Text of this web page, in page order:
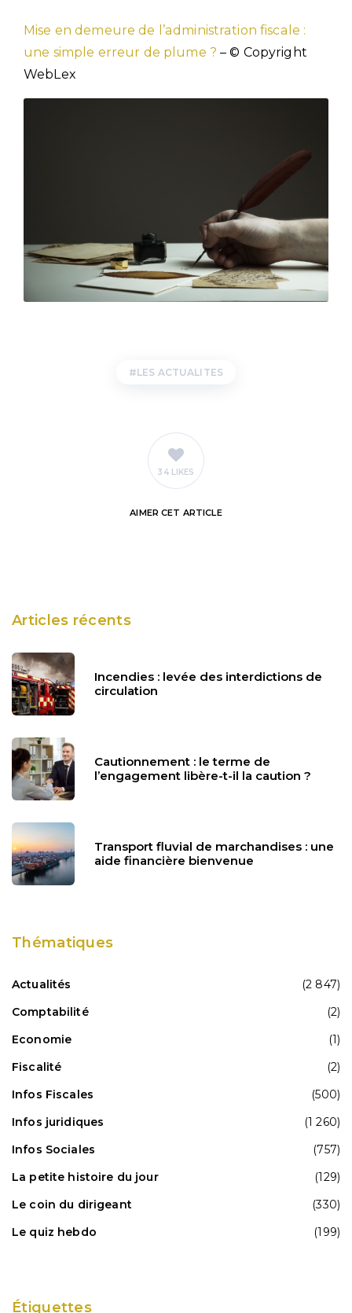
Mise en demeure de l’administration fiscale :
une simple erreur de plume ? – © Copyright
WebLex
LES ACTUALITES
34 LIKES
AIMER CET ARTICLE
Articles récents
Incendies : levée des interdictions de
circulation
Cautionnement : le terme de
l’engagement libère-t-il la caution ?
Transport fluvial de marchandises : une
aide financière bienvenue
Thématiques
Actualités
(2 847)
Comptabilité
(2)
Economie
(1)
Fiscalité
(2)
Infos Fiscales
(500)
Infos juridiques
(1 260)
Infos Sociales
(757)
La petite histoire du jour
(129)
Le coin du dirigeant
(330)
Le quiz hebdo
(199)
Étiquettes